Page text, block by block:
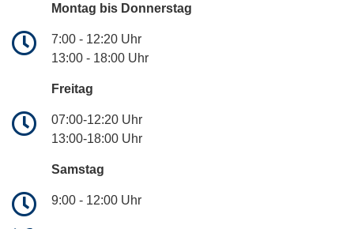
Montag bis Donnerstag
7:00 - 12:20 Uhr
13:00 - 18:00 Uhr
Freitag
07:00-12:20 Uhr
13:00-18:00 Uhr
Samstag
9:00 - 12:00 Uhr